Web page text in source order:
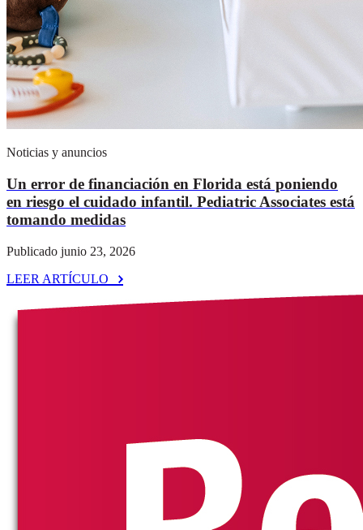
Noticias y anuncios
Un error de financiación en Florida está poniendo
en riesgo el cuidado infantil. Pediatric Associates está
tomando medidas
Publicado junio 23, 2026
LEER ARTÍCULO